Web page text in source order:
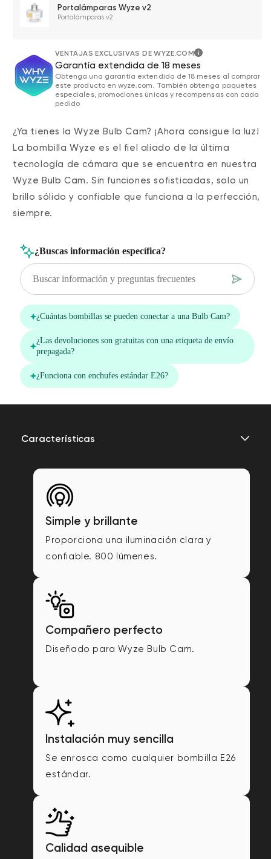
Portalámparas Wyze v2
Portalámparas v2
VENTAJAS EXCLUSIVAS DE WYZE.COM
Garantía extendida de 18 meses
Obtenga una garantía extendida de 18 meses al comprar
este producto en wyze.com. También obtenga paquetes
especiales, promociones únicas y recompensas con cada
pedido
¿Ya tienes la Wyze Bulb Cam? ¡Ahora consigue la luz!
La bombilla Wyze es el fiel aliado de la última
tecnología de cámara que se encuentra en nuestra
Wyze Bulb Cam. Sin funciones sofisticadas, solo un
brillo sólido y confiable que funciona a la perfección,
siempre.
Características
Simple y brillante
Proporciona una iluminación clara y
confiable. 800 lúmenes.
Compañero perfecto
Diseñado para Wyze Bulb Cam.
Instalación muy sencilla
Se enrosca como cualquier bombilla E26
estándar.
Calidad asequible